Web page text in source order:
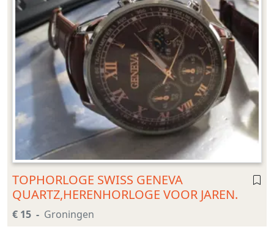
TOPHORLOGE SWISS GENEVA
QUARTZ,HERENHORLOGE VOOR JAREN.
€ 15 Groningen